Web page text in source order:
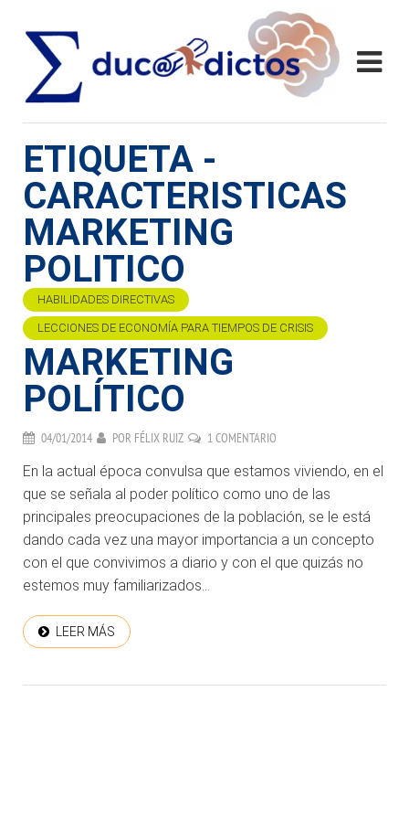
ETIQUETA -
CARACTERISTICAS
MARKETING
POLITICO
HABILIDADES DIRECTIVAS
LECCIONES DE ECONOMÍA PARA TIEMPOS DE CRISIS
MARKETING
POLÍTICO
04/01/2014 POR FÉLIX RUIZ 1 COMENTARIO
En la actual época convulsa que estamos viviendo, en el
que se señala al poder político como uno de las
principales preocupaciones de la población, se le está
dando cada vez una mayor importancia a un concepto
con el que convivimos a diario y con el que quizás no
estemos muy familiarizados...
LEER MÁS